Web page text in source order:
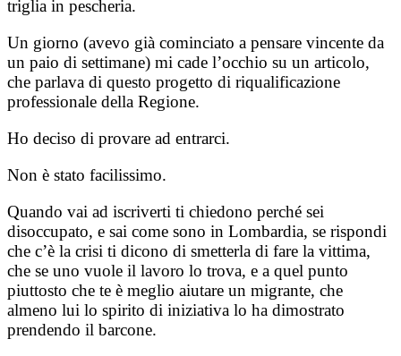
triglia in pescheria.
Un giorno (avevo già cominciato a pensare vincente da
un paio di settimane) mi cade l’occhio su un articolo,
che parlava di questo progetto di riqualificazione
professionale della Regione.
Ho deciso di provare ad entrarci.
Non è stato facilissimo.
Quando vai ad iscriverti ti chiedono perché sei
disoccupato, e sai come sono in Lombardia, se rispondi
che c’è la crisi ti dicono di smetterla di fare la vittima,
che se uno vuole il lavoro lo trova, e a quel punto
piuttosto che te è meglio aiutare un migrante, che
almeno lui lo spirito di iniziativa lo ha dimostrato
prendendo il barcone.